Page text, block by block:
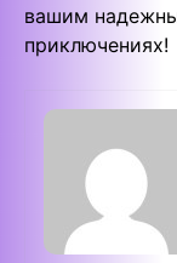
вашим
приключениях!